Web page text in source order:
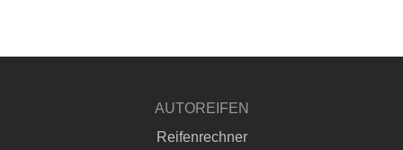
AUTOREIFEN
Reifenrechner